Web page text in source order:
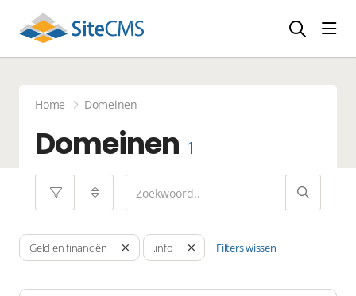
Home Domeinen
Domeinen 1
Geld en financiën .info Filters wissen